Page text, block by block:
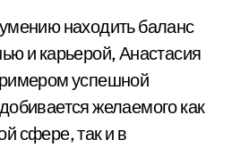
находить баланс
и карьерой, Анастасия
успешной
желаемого как
сфере, так и в